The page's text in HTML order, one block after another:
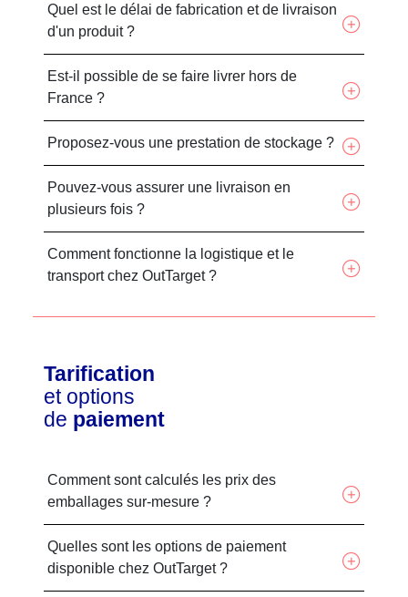
Quel est le délai de fabrication et de livraison
d'un produit ?
Est-il possible de se faire livrer hors de
France ?
Proposez-vous une prestation de stockage ?
Pouvez-vous assurer une livraison en
plusieurs fois ?
Comment fonctionne la logistique et le
transport chez OutTarget ?
Tarification
et options
de paiement
Comment sont calculés les prix des
emballages sur-mesure ?
Quelles sont les options de paiement
disponible chez OutTarget ?